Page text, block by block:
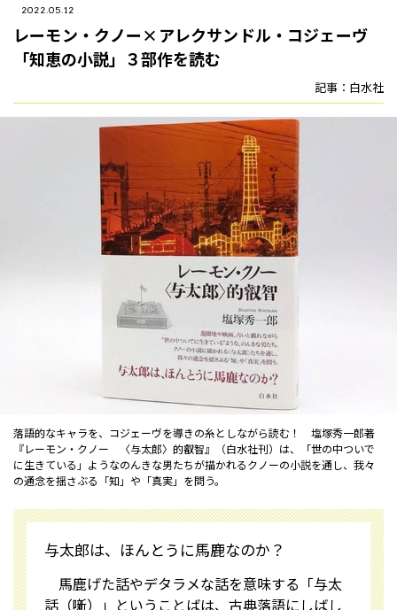
2022.05.12
レーモン・クノー×アレクサンドル・コジェーヴ
「知恵の小説」３部作を読む
記事：白水社
落語的なキャラを、コジェーヴを導きの糸としながら読む！ 塩塚秀一郎著
『レーモン・クノー 〈与太郎〉的叡智』（白水社刊）は、「世の中ついで
に生きている」ようなのんきな男たちが描かれるクノーの小説を通し、我々
の通念を揺さぶる「知」や「真実」を問う。
与太郎は、ほんとうに馬鹿なのか？
馬鹿げた話やデタラメな話を意味する「与太
話（噺）」ということばは、古典落語にしばし